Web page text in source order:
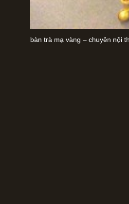
bàn trà mạ vàng – chuyên nội